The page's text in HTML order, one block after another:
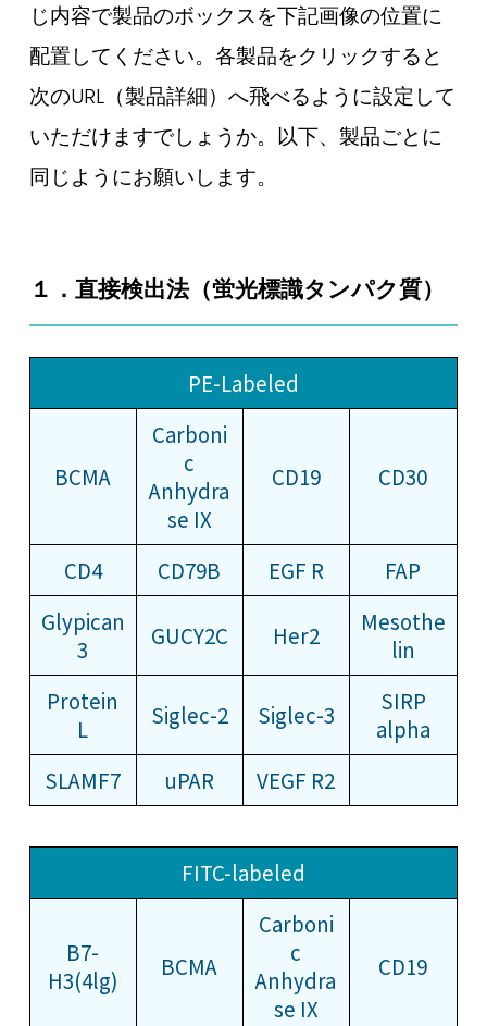
じ内容で製品のボックスを下記画像の位置に
配置してください。各製品をクリックすると
次のURL（製品詳細）へ飛べるように設定して
いただけますでしょうか。以下、製品ごとに
同じようにお願いします。
１．直接検出法（蛍光標識タンパク質）
PE-Labeled
BCMA
Carboni
c
Anhydra
se IX
CD19 CD30
CD4 CD79B EGF R
FAP
Glypican
3
GUCY2C Her2
Mesothe
lin
Protein
L
Siglec-2 Siglec-3
SIRP
alpha
SLAMF7
uPAR VEGF R2
FITC-labeled
B7-
H3(4lg)
BCMA
Carboni
c
Anhydra
se IX
CD19